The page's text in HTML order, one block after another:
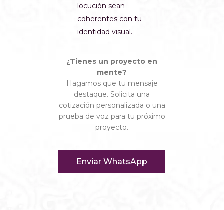
locución sean
coherentes con tu
identidad visual.
¿Tienes un proyecto en
mente?
Hagamos que tu mensaje
destaque. Solicita una
cotización personalizada o una
prueba de voz para tu próximo
proyecto.
Enviar WhatsApp